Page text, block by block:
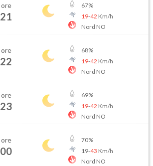
ore
21
67%
19-42 Km/h
Nord NO
ore
22
68%
19-42 Km/h
Nord NO
ore
23
69%
19-42 Km/h
Nord NO
ore
00
70%
19-43 Km/h
Nord NO